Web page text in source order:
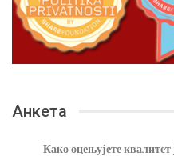
Анкета
Како оцењујете квалитет